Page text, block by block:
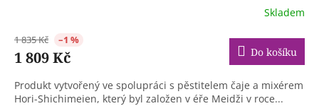
Skladem
1 835 Kč –1 %
1 809 Kč Do košíku
Produkt vytvořený ve spolupráci s pěstitelem čaje a mixérem
Hori-Shichimeien, který byl založen v éře Meidži v roce...